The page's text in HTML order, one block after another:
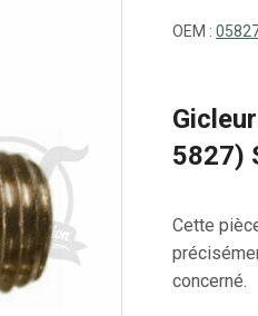
OEM :
5827)
Cette
concerné.